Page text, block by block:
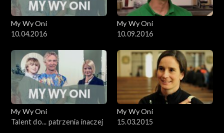
My Wy Oni
10.04.2016
My Wy Oni
10.09.2016
My Wy Oni
Talent do... patrzenia inaczej
My Wy Oni
15.03.2015